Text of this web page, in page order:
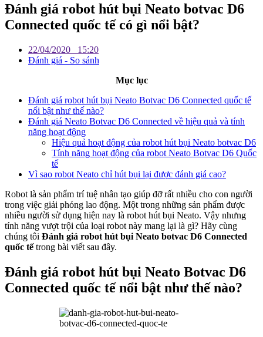
Đánh giá robot hút bụi Neato botvac D6
Connected quốc tế có gì nổi bật?
22/04/2020 15:20
Đánh giá - So sánh
Mục lục
Đánh giá robot hút bụi Neato Botvac D6 Connected quốc tế
nổi bật như thế nào?
Đánh giá Neato Botvac D6 Connected về hiệu quả và tính
năng hoạt động
Hiệu quả hoạt động của robot hút bụi Neato botvac D6
Tính năng hoạt động của robot Neato Botvac D6 Quốc
tế
Vì sao robot Neato chỉ hút bụi lại được đánh giá cao?
Robot là sản phẩm trí tuệ nhân tạo giúp đỡ rất nhiều cho con người
trong việc giải phóng lao động. Một trong những sản phẩm được
nhiều người sử dụng hiện nay là robot hút bụi Neato. Vậy nhưng
tính năng vượt trội của loại robot này mang lại là gì? Hãy cùng
chúng tôi Đánh giá robot hút bụi Neato botvac D6 Connected
quốc tếtrong bài viết sau đây.
Đánh giá robot hút bụi Neato Botvac D6
Connected quốc tế nổi bật như thế nào?